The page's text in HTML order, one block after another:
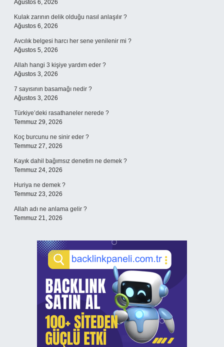
Ağustos 6, 2026
Kulak zarının delik olduğu nasıl anlaşılır ?
Ağustos 6, 2026
Avcılık belgesi harcı her sene yenilenir mi ?
Ağustos 5, 2026
Allah hangi 3 kişiye yardım eder ?
Ağustos 3, 2026
7 sayısının basamağı nedir ?
Ağustos 3, 2026
Türkiye’deki rasathaneler nerede ?
Temmuz 29, 2026
Koç burcunu ne sinir eder ?
Temmuz 27, 2026
Kayık dahil bağımsız denetim ne demek ?
Temmuz 24, 2026
Huriya ne demek ?
Temmuz 23, 2026
Allah adı ne anlama gelir ?
Temmuz 21, 2026